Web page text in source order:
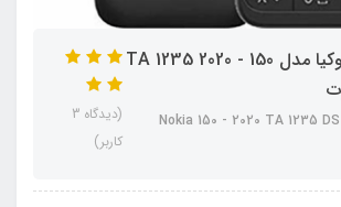
گوشی موبایل نوکیا مدل 150 - 2020 TA 1235
Nokia 150 - 2020 TA 1235
(دیدگاه 3
کاربر)